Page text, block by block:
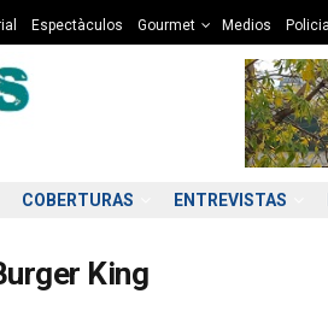
Espectàculos Gourmet Medios
COBERTURAS ENTREVISTAS
King